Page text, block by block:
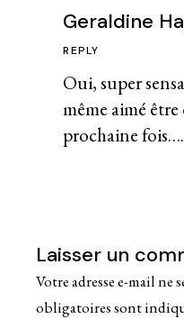
Geraldine
Oui, super
même aimé
prochaine fois….
REPLY
Laisser un
Votre adresse e-mail ne
obligatoires sont